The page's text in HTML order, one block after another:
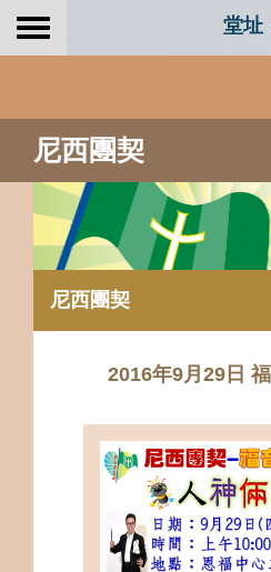
Toggle
堂址
尼西團契
尼西團契
2016年9月29日